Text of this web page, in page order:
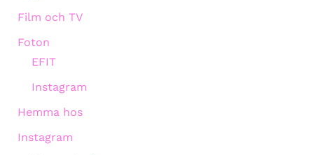
Film och TV
Foton
EFIT
Instagram
Hemma hos
Instagram